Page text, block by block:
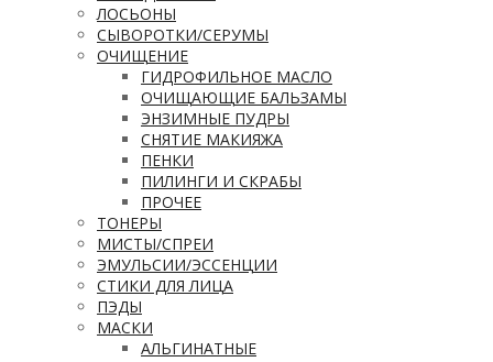
ЛОСЬОНЫ
СЫВОРОТКИ/СЕРУМЫ
ОЧИЩЕНИЕ
ГИДРОФИЛЬНОЕ МАСЛО
ОЧИЩАЮЩИЕ БАЛЬЗАМЫ
ЭНЗИМНЫЕ ПУДРЫ
СНЯТИЕ МАКИЯЖА
ПЕНКИ
ПИЛИНГИ И СКРАБЫ
ПРОЧЕЕ
ТОНЕРЫ
МИСТЫ/СПРЕИ
ЭМУЛЬСИИ/ЭССЕНЦИИ
СТИКИ ДЛЯ ЛИЦА
ПЭДЫ
МАСКИ
АЛЬГИНАТНЫЕ